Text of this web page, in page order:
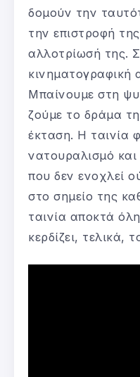
δομούν την
την επιστροφή
αλλοτρίωσή της.
κινηματογραφική
Μπαίνουμε στη
ζούμε το δράμα
έκταση. Η ταινία
νατουραλισμό και
που δεν ενοχλεί
στο σημείο της
ταινία αποκτά
κερδίζει, τελικά,